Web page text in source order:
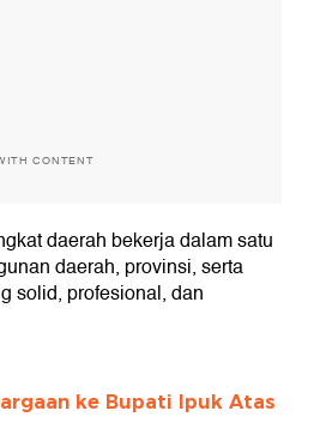
CONTENT
daerah bekerja dalam satu
daerah, provinsi, serta
solid, profesional, dan
ke Bupati Ipuk Atas